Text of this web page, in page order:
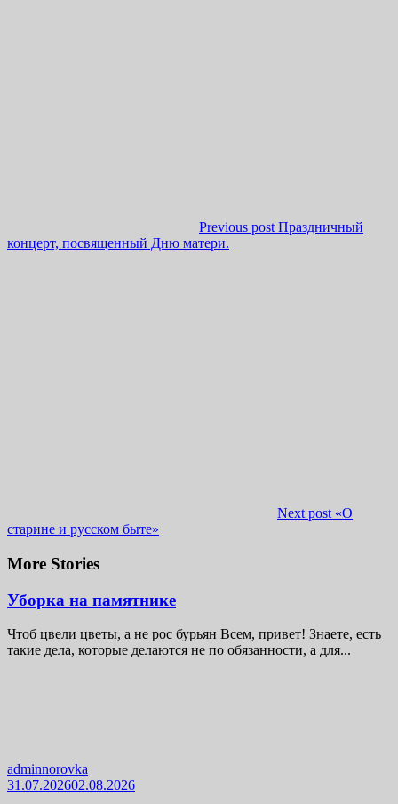
Previous post Праздничный
концерт, посвященный Дню матери.
Next post «О
старине и русском быте»
More Stories
Уборка на памятнике
Чтоб цвели цветы, а не рос бурьян Всем, привет! Знаете, есть
такие дела, которые делаются не по обязанности, а для...
adminnorovka
31.07.202602.08.2026